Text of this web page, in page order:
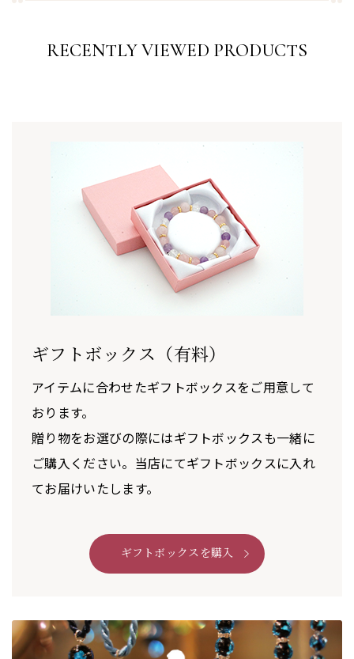
RECENTLY VIEWED PRODUCTS
ギフトボックス（有料）
アイテムに合わせたギフトボックスをご用意して
おります。
贈り物をお選びの際にはギフトボックスも一緒に
ご購入ください。当店にてギフトボックスに入れ
てお届けいたします。
ギフトボックスを購入